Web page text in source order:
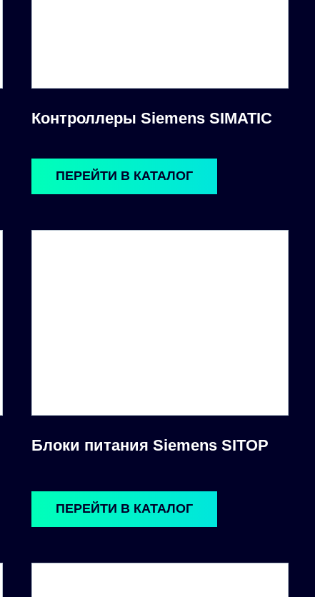
Контроллеры Siemens SIMATIC
ПЕРЕЙТИ В КАТАЛОГ
Блоки питания Siemens SITOP
ПЕРЕЙТИ В КАТАЛОГ